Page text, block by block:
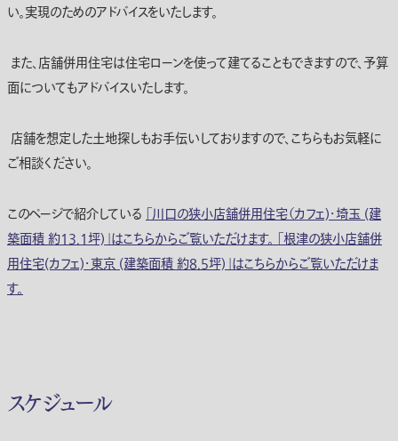
い。実現のためのアドバイスをいたします。
また、店舗併用住宅は住宅ローンを使って建てることもできますので、予算
面についてもアドバイスいたします。
店舗を想定した土地探しもお手伝いしておりますので、こちらもお気軽に
ご相談ください。
このページで紹介している 「川口の狭小店舗併用住宅（カフェ)・埼玉 (建
築面積 約13.1坪)」はこちらからご覧いただけます。 「根津の狭小店舗併
用住宅(カフェ)・東京 (建築面積 約8.5坪)」はこちらからご覧いただけま
す。
スケジュール